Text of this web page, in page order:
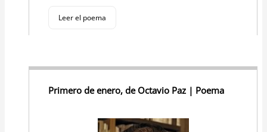
Leer el poema
Primero de enero, de Octavio Paz | Poema